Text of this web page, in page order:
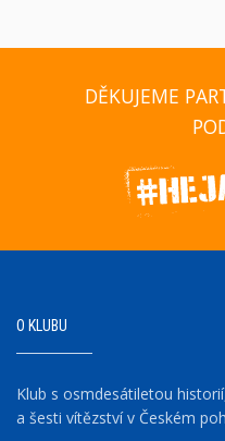
DĚKUJEME
O KLUBU
Klub s osmdesátiletou
a šesti vítězství v Českém